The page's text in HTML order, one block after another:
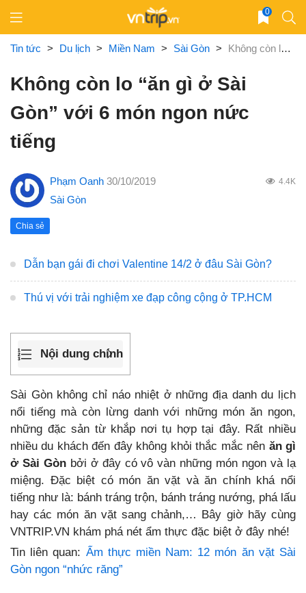
content
0
Tin tức > Du lịch > Miền Nam > Sài Gòn > Không còn lo “ăn gì ở Sài Gòn” với 6 món ngon nức tiếng
Không còn lo “ăn gì ở Sài
Gòn” với 6 món ngon nức
tiếng
Phạm Oanh 30/10/2019 4.4K
Sài Gòn
Chia sẻ
Dẫn bạn gái đi chơi Valentine 14/2 ở đâu Sài Gòn?
Thú vị với trải nghiệm xe đạp công cộng ở TP.HCM
Nội dung chính
Sài Gòn không chỉ náo nhiệt ở những địa danh du lịch
nổi tiếng mà còn lừng danh với những món ăn ngon,
những đặc sản từ khắp nơi tụ hợp tại đây. Rất nhiều
nhiều du khách đến đây không khỏi thắc mắc nên ăn gì
ở Sài Gònbởi ở đây có vô vàn những món ngon và lạ
miệng. Đặc biệt có món ăn vặt và ăn chính khá nổi
tiếng như là: bánh tráng trộn, bánh tráng nướng, phá lấu
hay các món ăn vặt sang chảnh,… Bây giờ hãy cùng
VNTRIP.VN khám phá nét ẩm thực đặc biệt ở đây nhé!
Tin liên quan: Ẩm thực miền Nam: 12 món ăn vặt Sài
Gòn ngon “nhức răng”